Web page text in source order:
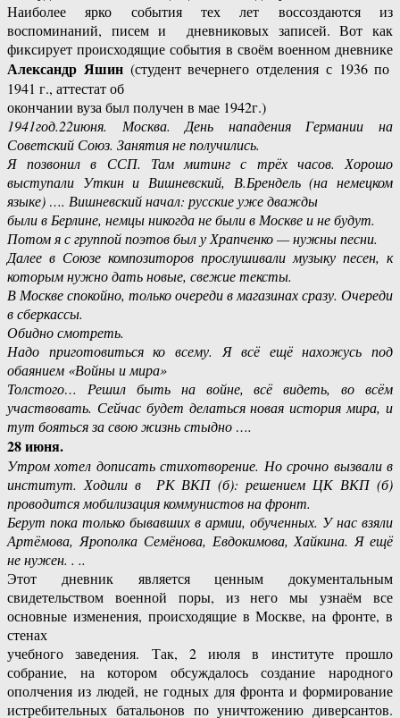
Наиболее ярко события тех лет воссоздаются из
воспоминаний, писем и дневниковых записей. Вот как
фиксирует происходящие события в своём военном дневнике
Александр Яшин(студент вечернего отделения с 1936 по
1941 г., аттестат об
окончании вуза был получен в мае 1942г.)
1941год.22июня. Москва. День нападения Германии на
Советский Союз. Занятия не получились.
Я позвонил в ССП. Там митинг с трёх часов. Хорошо
выступали Уткин и Вишневский, В.Брендель (на немецком
языке) …. Вишневский начал: русские уже дважды
были в Берлине, немцы никогда не были в Москве и не будут.
Потом я с группой поэтов был у Храпченко — нужны песни.
Далее в Союзе композиторов прослушивали музыку песен, к
которым нужно дать новые, свежие тексты.
В Москве спокойно, только очереди в магазинах сразу. Очереди
в сберкассы.
Обидно смотреть.
Надо приготовиться ко всему. Я всё ещё нахожусь под
обаянием «Войны и мира»
Толстого… Решил быть на войне, всё видеть, во всём
участвовать. Сейчас будет делаться новая история мира, и
тут бояться за свою жизнь стыдно ….
28 июня.
Утром хотел дописать стихотворение. Но срочно вызвали в
институт. Ходили в РК ВКП (б): решением ЦК ВКП (б)
проводится мобилизация коммунистов на фронт.
Берут пока только бывавших в армии, обученных. У нас взяли
Артёмова, Ярополка Семёнова, Евдокимова, Хайкина. Я ещё
не нужен. . ..
Этот дневник является ценным документальным
свидетельством военной поры, из него мы узнаём все
основные изменения, происходящие в Москве, на фронте, в
стенах
учебного заведения. Так, 2 июля в институте прошло
собрание, на котором обсуждалось создание народного
ополчения из людей, не годных для фронта и формирование
истребительных батальонов по уничтожению диверсантов.